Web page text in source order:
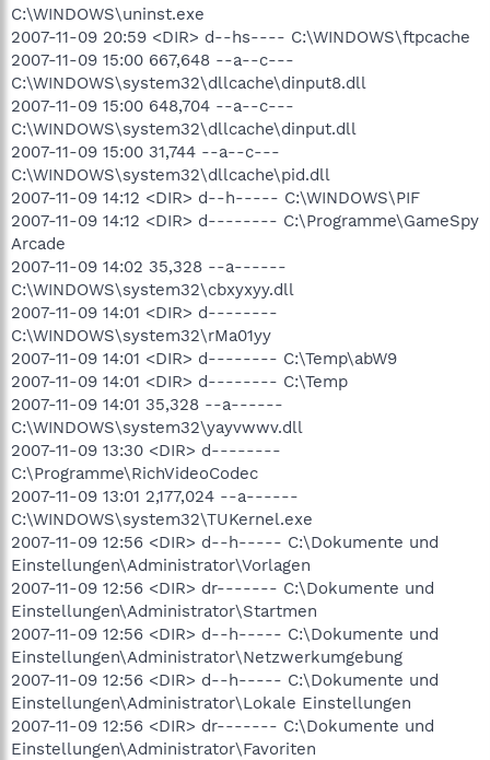
C:\WINDOWS\uninst.exe
2007-11-09 20:59 <DIR> d--hs---- C:\WINDOWS\ftpcache
2007-11-09 15:00 667,648 --a--c---
C:\WINDOWS\system32\dllcache\dinput8.dll
2007-11-09 15:00 648,704 --a--c---
C:\WINDOWS\system32\dllcache\dinput.dll
2007-11-09 15:00 31,744 --a--c---
C:\WINDOWS\system32\dllcache\pid.dll
2007-11-09 14:12 <DIR> d--h----- C:\WINDOWS\PIF
2007-11-09 14:12 <DIR> d-------- C:\Programme\GameSpy
Arcade
2007-11-09 14:02 35,328 --a------
C:\WINDOWS\system32\cbxyxyy.dll
2007-11-09 14:01 <DIR> d--------
C:\WINDOWS\system32\rMa01yy
2007-11-09 14:01 <DIR> d-------- C:\Temp\abW9
2007-11-09 14:01 <DIR> d-------- C:\Temp
2007-11-09 14:01 35,328 --a------
C:\WINDOWS\system32\yayvwwv.dll
2007-11-09 13:30 <DIR> d--------
C:\Programme\RichVideoCodec
2007-11-09 13:01 2,177,024 --a------
C:\WINDOWS\system32\TUKernel.exe
2007-11-09 12:56 <DIR> d--h----- C:\Dokumente und
Einstellungen\Administrator\Vorlagen
2007-11-09 12:56 <DIR> dr------- C:\Dokumente und
Einstellungen\Administrator\Startmen
2007-11-09 12:56 <DIR> d--h----- C:\Dokumente und
Einstellungen\Administrator\Netzwerkumgebung
2007-11-09 12:56 <DIR> d--h----- C:\Dokumente und
Einstellungen\Administrator\Lokale Einstellungen
2007-11-09 12:56 <DIR> dr------- C:\Dokumente und
Einstellungen\Administrator\Favoriten